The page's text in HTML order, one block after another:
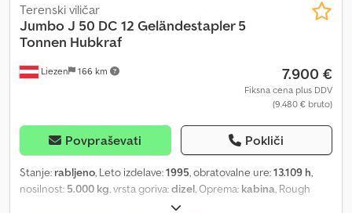
Liezen 166 km
Terenski viličar
JumboJ 50 DC 12 Geländestapler 5
Tonnen Hubkraf
7.900 €
Fiksna cena plus DDV
(9.480 € bruto)
Povpraševati Pokliči
Stanje: rabljeno, Leto izdelave:1995, obratovalne ure:13.109 h,
nosilnost: 5.000 kg , vrsta goriva:dizel , Oprema: kabina , Rough
terrain forklift Jumbo J 50 DC 12 Own weight: 8,400 kg Lifting